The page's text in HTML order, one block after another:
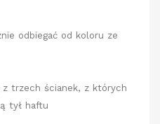
odbiegać od koloru ze
z trzech ścianek, z których
tył haftu